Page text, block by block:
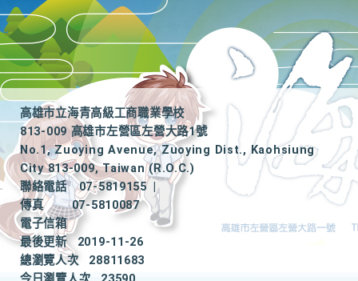
高雄市立海青高級工商職業學校
813-009 高雄市左營區左營大路1號
No.1, Zuoying Avenue, Zuoying Dist., Kaohsiung
City 813-009, Taiwan (R.O.C.)
聯絡電話
07-5819155
|
傳真
07-5810087
電子信箱
最後更新
2019-11-26
總瀏覽人次
28811683